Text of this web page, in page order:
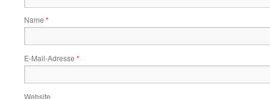
Name *
E-Mail-Adresse *
Website